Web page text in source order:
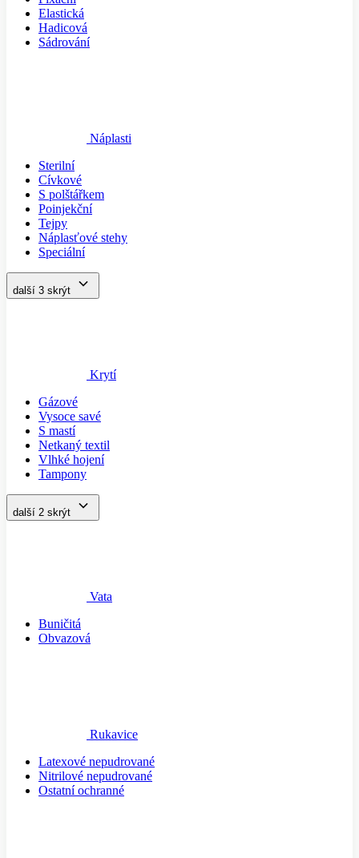
Elastická
Hadicová
Sádrování
Náplasti
Sterilní
Cívkové
S polštářkem
Poinjekční
Tejpy
Náplasťové stehy
Speciální
další 3 skrýt
Krytí
Gázové
Vysoce savé
S mastí
Netkaný textil
Vlhké hojení
Tampony
další 2 skrýt
Vata
Buničitá
Obvazová
Rukavice
Latexové nepudrované
Nitrilové nepudrované
Ostatní ochranné